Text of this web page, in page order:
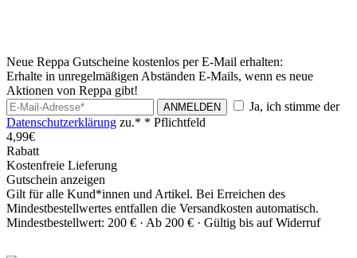
Neue Reppa Gutscheine kostenlos per E-Mail erhalten:
Erhalte in unregelmäßigen Abständen E-Mails, wenn es neue
Aktionen von Reppa gibt!
ANMELDEN
Ja, ich stimme der
Datenschutzerklärung zu.* * Pflichtfeld
4,99€
Rabatt
Kostenfreie Lieferung
Gutschein anzeigen
Gilt für alle Kund*innen und Artikel. Bei Erreichen des
Mindestbestellwertes entfallen die Versandkosten automatisch.
Mindestbestellwert: 200 € · Ab 200 € · Gültig bis auf Widerruf